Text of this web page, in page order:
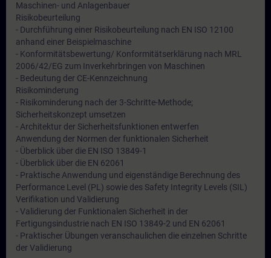
Maschinen- und Anlagenbauer
Risikobeurteilung
- Durchführung einer Risikobeurteilung nach EN ISO 12100
anhand einer Beispielmaschine
- Konformitätsbewertung/ Konformitätserklärung nach MRL
2006/42/EG zum Inverkehrbringen von Maschinen
- Bedeutung der CE-Kennzeichnung
Risikominderung
- Risikominderung nach der 3-Schritte-Methode;
Sicherheitskonzept umsetzen
- Architektur der Sicherheitsfunktionen entwerfen
Anwendung der Normen der funktionalen Sicherheit
- Überblick über die EN ISO 13849-1
- Überblick über die EN 62061
- Praktische Anwendung und eigenständige Berechnung des
Performance Level (PL) sowie des Safety Integrity Levels (SIL)
Verifikation und Validierung
- Validierung der Funktionalen Sicherheit in der
Fertigungsindustrie nach EN ISO 13849-2 und EN 62061
- Praktischer Übungen veranschaulichen die einzelnen Schritte
der Validierung